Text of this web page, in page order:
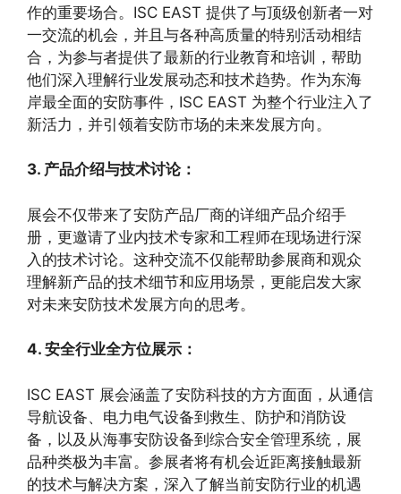
作的重要场合。ISC EAST 提供了与顶级创新者一对
一交流的机会，并且与各种高质量的特别活动相结
合，为参与者提供了最新的行业教育和培训，帮助
他们深入理解行业发展动态和技术趋势。作为东海
岸最全面的安防事件，ISC EAST 为整个行业注入了
新活力，并引领着安防市场的未来发展方向。
3. 产品介绍与技术讨论：
展会不仅带来了安防产品厂商的详细产品介绍手
册，更邀请了业内技术专家和工程师在现场进行深
入的技术讨论。这种交流不仅能帮助参展商和观众
理解新产品的技术细节和应用场景，更能启发大家
对未来安防技术发展方向的思考。
4. 安全行业全方位展示：
ISC EAST 展会涵盖了安防科技的方方面面，从通信
导航设备、电力电气设备到救生、防护和消防设
备，以及从海事安防设备到综合安全管理系统，展
品种类极为丰富。参展者将有机会近距离接触最新
的技术与解决方案，深入了解当前安防行业的机遇